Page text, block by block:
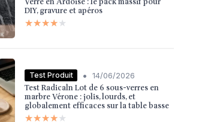
DIY, gravure et apéros
★★★★★
★★★★★
Test Produit • 14/06/2026
Test Radicaln Lot de 6 sous-verres en
marbre Vérone : jolis, lourds, et
globalement efficaces sur la table basse
★★★★★
★★★★★